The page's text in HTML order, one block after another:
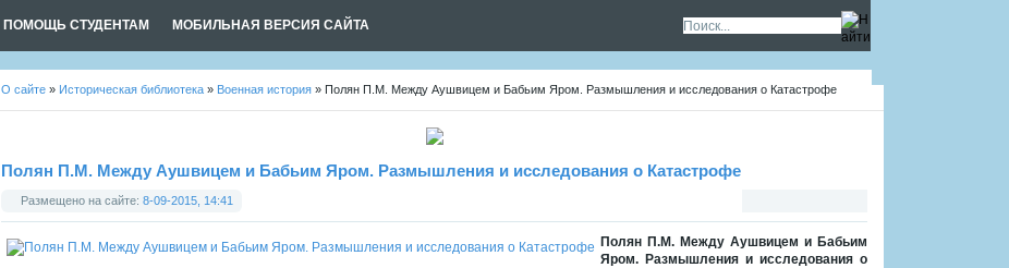
ПОМОЩЬ СТУДЕНТАМ МОБИЛЬНАЯ ВЕРСИЯ САЙТА
О сайте » Историческая библиотека » Военная история » Полян П.М. Между Аушвицем и Бабьим Яром. Размышления и исследования о Катастрофе
Полян П.М. Между Аушвицем и Бабьим Яром. Размышления и исследования о Катастрофе
Размещено на сайте: 8-09-2015, 14:41
Полян П.М. Между Аушвицем и Бабьим
Яром. Размышления и исследования о